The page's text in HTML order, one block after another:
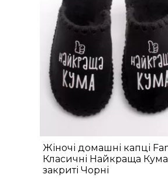
Жіночі домашні капці
Класичні Найкраща Кума
закриті Чорні